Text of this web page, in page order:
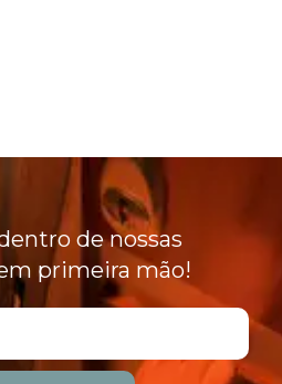
de nossas
primeira mão!